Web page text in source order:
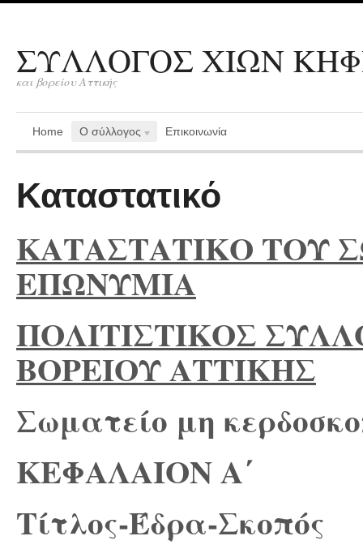
ΣΥΛΛΟΓΟΣ ΧΙΩΝ
και βορείου Αττικής
Home Ο σύλλογος Επικοινωνία
Καταστατικό
ΚΑΤΑΣΤΑΤΙΚΟ ΤΟΥ
ΕΠΩΝΥΜΙΑ
ΠΟΛΙΤΙΣΤΙΚΟΣ
ΒΟΡΕΙΟΥ ΑΤΤΙΚΗΣ
Σωματείο μη
ΚΕΦΑΛΑΙΟΝ Α΄
Τίτλος-Έδρα-Σκοπός